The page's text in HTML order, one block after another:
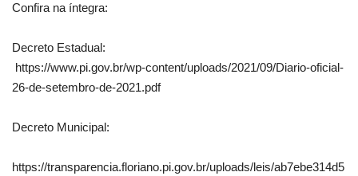
Confira na íntegra:
Decreto Estadual:
https://www.pi.gov.br/wp-content/uploads/2021/09/Diario-oficial-
26-de-setembro-de-2021.pdf
Decreto Municipal:
https://transparencia.floriano.pi.gov.br/uploads/leis/ab7ebe314d5